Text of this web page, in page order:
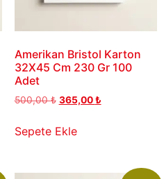
Amerikan Bristol Karton
32X45 Cm 230 Gr 100
Adet
500,00₺ 365,00₺
Sepete Ekle